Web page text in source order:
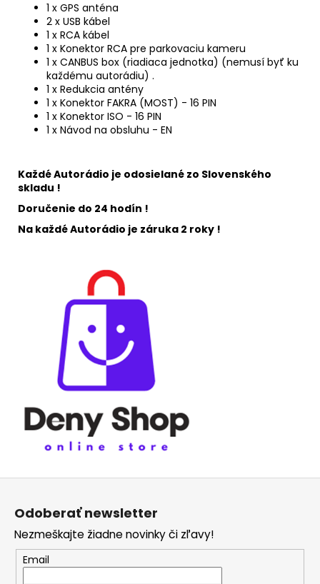
1 x GPS anténa
2 x USB kábel
1 x RCA kábel
1 x Konektor RCA pre parkovaciu kameru
1 x CANBUS box (riadiaca jednotka) (nemusí byť ku
každému autorádiu) .
1 x Redukcia antény
1 x Konektor FAKRA (MOST) - 16 PIN
1 x Konektor ISO - 16 PIN
1 x Návod na obsluhu - EN
Každé Autorádio je odosielané zo Slovenského
skladu !
Doručenie do 24 hodín !
Na každé Autorádio je záruka 2 roky !
Odoberať newsletter
Nezmeškajte žiadne novinky či zľavy!
Email